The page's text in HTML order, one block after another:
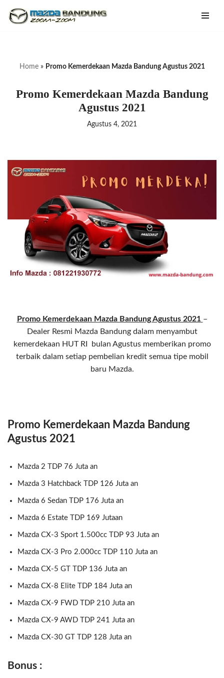
Home» Promo Kemerdekaan Mazda Bandung Agustus 2021
Promo Kemerdekaan Mazda Bandung
Agustus 2021
Agustus 4, 2021
Promo Kemerdekaan Mazda Bandung Agustus 2021 –
Dealer Resmi Mazda Bandung dalam menyambut
kemerdekaan HUT RI bulan Agustus memberikan promo
terbaik dalam setiap pembelian kredit semua tipe mobil
baru Mazda.
Promo Kemerdekaan Mazda Bandung
Agustus 2021
Mazda 2 TDP 76 Juta an
Mazda 3 Hatchback TDP 126 Juta an
Mazda 6 Sedan TDP 176 Juta an
Mazda 6 Estate TDP 169 Jutaan
Mazda CX-3 Sport 1.500cc TDP 93 Juta an
Mazda CX-3 Pro 2.000cc TDP 110 Juta an
Mazda CX-5 GT TDP 136 Juta an
Mazda CX-8 Elite TDP 184 Juta an
Mazda CX-9 FWD TDP 210 Juta an
Mazda CX-9 AWD TDP 241 Juta an
Mazda CX-30 GT TDP 128 Juta an
Bonus :